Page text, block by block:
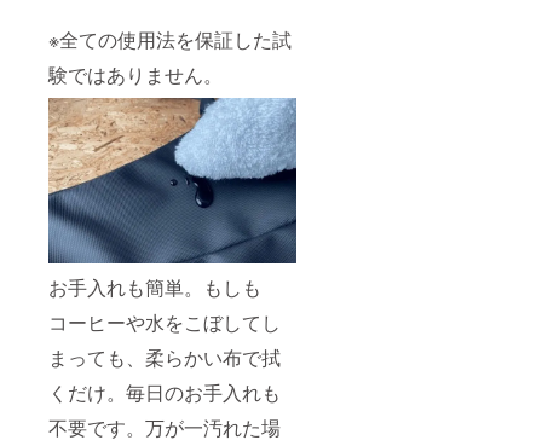
※全ての使用法を保証した試
験ではありません。
お手入れも簡単。もしも
コーヒーや水をこぼしてし
まっても、柔らかい布で拭
くだけ。毎日のお手入れも
不要です。万が一汚れた場